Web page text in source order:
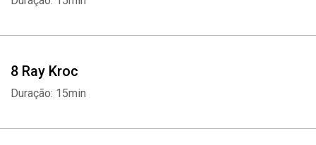
8 Ray Kroc
Duração: 15min